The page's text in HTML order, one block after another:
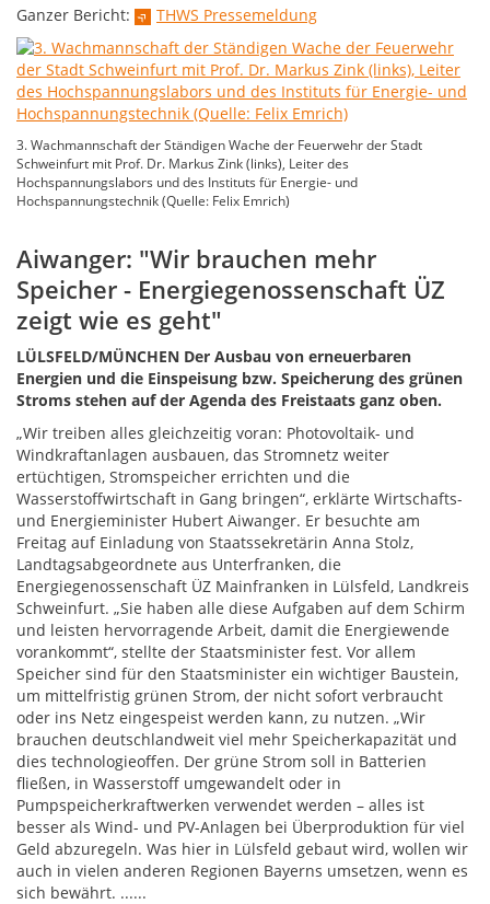
Ganzer Bericht: THWS Pressemeldung
3. Wachmannschaft der Ständigen Wache der Feuerwehr der Stadt
Schweinfurt mit Prof. Dr. Markus Zink (links), Leiter des
Hochspannungslabors und des Instituts für Energie- und
Hochspannungstechnik (Quelle: Felix Emrich)
Aiwanger: "Wir brauchen mehr
Speicher - Energiegenossenschaft ÜZ
zeigt wie es geht"
LÜLSFELD/MÜNCHEN Der Ausbau von erneuerbaren
Energien und die Einspeisung bzw. Speicherung des grünen
Stroms stehen auf der Agenda des Freistaats ganz oben.
„Wir treiben alles gleichzeitig voran: Photovoltaik- und
Windkraftanlagen ausbauen, das Stromnetz weiter
ertüchtigen, Stromspeicher errichten und die
Wasserstoffwirtschaft in Gang bringen“, erklärte Wirtschafts-
und Energieminister Hubert Aiwanger. Er besuchte am
Freitag auf Einladung von Staatssekretärin Anna Stolz,
Landtagsabgeordnete aus Unterfranken, die
Energiegenossenschaft ÜZ Mainfranken in Lülsfeld, Landkreis
Schweinfurt. „Sie haben alle diese Aufgaben auf dem Schirm
und leisten hervorragende Arbeit, damit die Energiewende
vorankommt“, stellte der Staatsminister fest. Vor allem
Speicher sind für den Staatsminister ein wichtiger Baustein,
um mittelfristig grünen Strom, der nicht sofort verbraucht
oder ins Netz eingespeist werden kann, zu nutzen. „Wir
brauchen deutschlandweit viel mehr Speicherkapazität und
dies technologieoffen. Der grüne Strom soll in Batterien
fließen, in Wasserstoff umgewandelt oder in
Pumpspeicherkraftwerken verwendet werden – alles ist
besser als Wind- und PV-Anlagen bei Überproduktion für viel
Geld abzuregeln. Was hier in Lülsfeld gebaut wird, wollen wir
auch in vielen anderen Regionen Bayerns umsetzen, wenn es
sich bewährt. ......